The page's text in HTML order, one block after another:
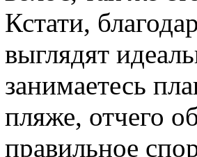
Кстати,
выглядят
занимаетесь
пляже, отчего
правильное